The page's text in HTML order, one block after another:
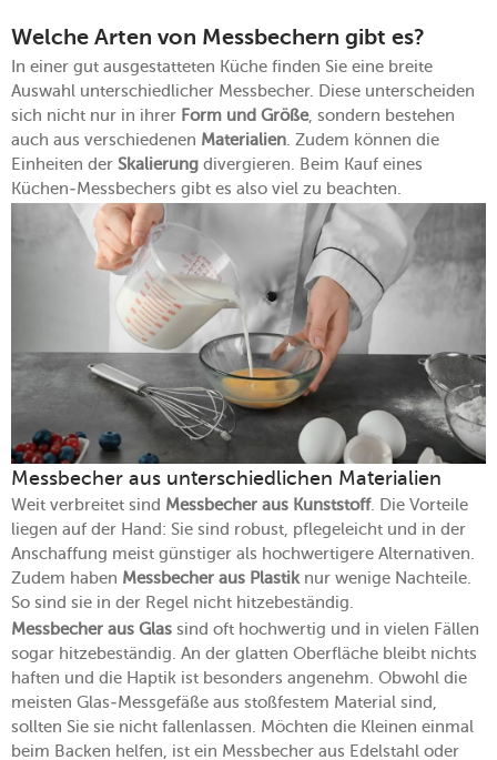
Welche Arten von Messbechern gibt es?
In einer gut ausgestatteten Küche finden Sie eine breite
Auswahl unterschiedlicher Messbecher. Diese unterscheiden
sich nicht nur in ihrer Form und Größe, sondern bestehen
auch aus verschiedenen Materialien. Zudem können die
Einheiten der Skalierung divergieren. Beim Kauf eines
Küchen-Messbechers gibt es also viel zu beachten.
Messbecher aus unterschiedlichen Materialien
Weit verbreitet sind Messbecher aus Kunststoff. Die Vorteile
liegen auf der Hand: Sie sind robust, pflegeleicht und in der
Anschaffung meist günstiger als hochwertigere Alternativen.
Zudem haben Messbecher aus Plastiknur wenige Nachteile.
So sind sie in der Regel nicht hitzebeständig.
Messbecher aus Glas sind oft hochwertig und in vielen Fällen
sogar hitzebeständig. An der glatten Oberfläche bleibt nichts
haften und die Haptik ist besonders angenehm. Obwohl die
meisten Glas-Messgefäße aus stoßfestem Material sind,
sollten Sie sie nicht fallenlassen. Möchten die Kleinen einmal
beim Backen helfen, ist ein Messbecher aus Edelstahl oder